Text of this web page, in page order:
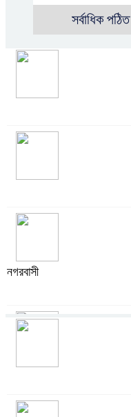
সর্বাধিক পঠিত
নগরবাসী
কৃষি ও ব্যবসা